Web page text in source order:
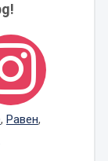
, Равен,